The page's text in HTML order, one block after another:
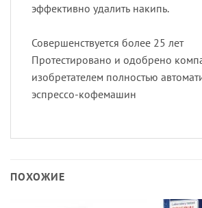
эффективно удалить накипь.
Совершенствуется более 25 лет
Протестировано и одобрено
изобретателем полностью
эспрессо-кофемашин
ПОХОЖИЕ